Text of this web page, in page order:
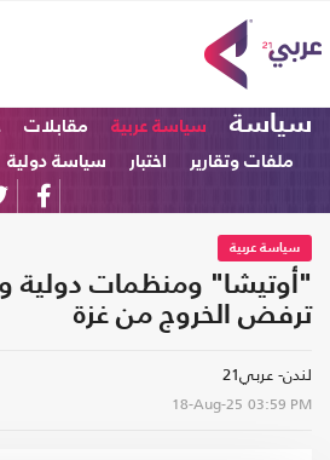
سياسة سياسة عربية مقابلات
ملفات وتقارير
اختبار سياسة دولية
سياسة عربية
"أوتيشا" ومنظمات دولية
ترفض الخروج من غزة
لندن- عربي21
18-Aug-25 03:59 PM